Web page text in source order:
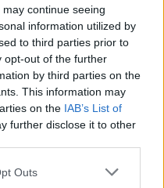
continue seeing
information utilized by
to third parties prior to
opt-out of the further
by third parties on the
This information may
on the IAB’s List of
further disclose it to other
Outs
για τα
για να